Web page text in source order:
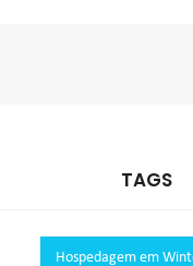
TAGS
Hospedagem em